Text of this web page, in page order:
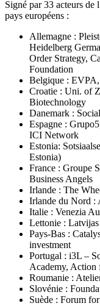
Signé par 33 acteurs de
pays européens :
Allemagne :
Heidelberg
Order Strategy,
Foundation
Belgique :
Croatie : Uni. of
Biotechnology
Danemark :
Espagne :
ICI Network
Estonia:
Estonia)
France : Groupe
Business Angels
Irlande : The
Irlande du Nord :
Italie : Venezia
Lettonie : Latvijas
Pays-Bas :
investment
Portugal : i3L –
Academy, Action
Roumanie :
Slovénie :
Suède : Forum